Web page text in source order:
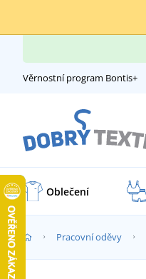
Věrnostní program Bontis+
Oblečení
Pracovní oděvy